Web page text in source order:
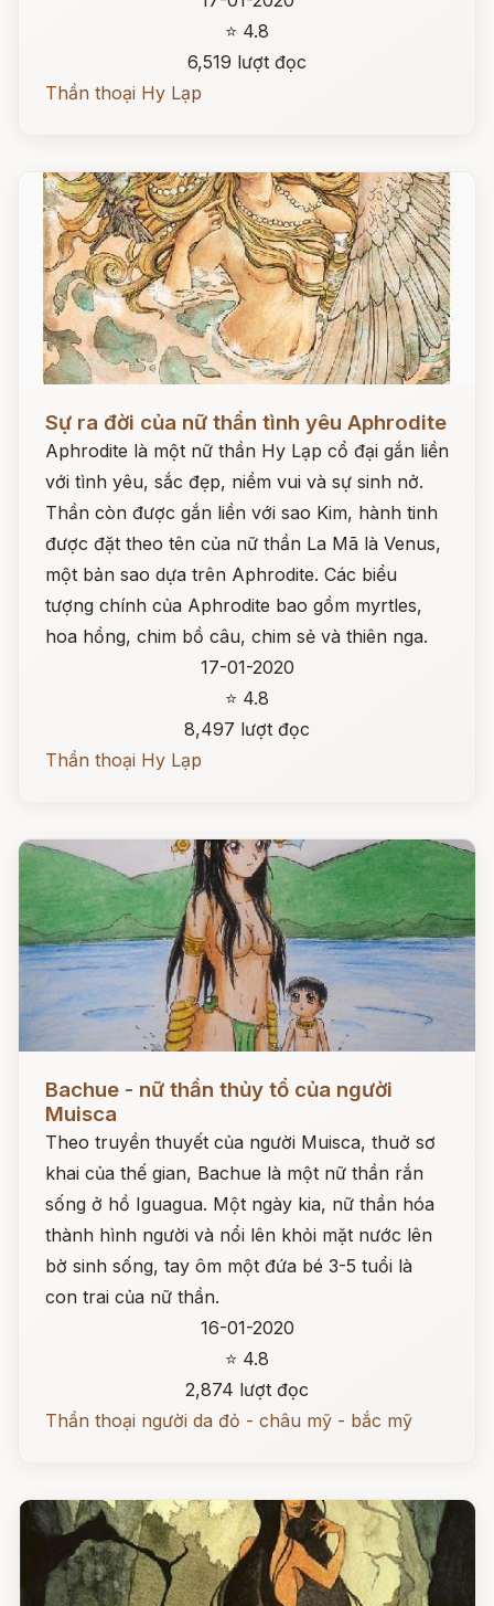
⭐ 4.8
6,519 lượt đọc
Thần thoại Hy Lạp
Sự ra đời của nữ thần tình yêu Aphrodite
Aphrodite là một nữ thần Hy Lạp cổ đại gắn liền
với tình yêu, sắc đẹp, niềm vui và sự sinh nở.
Thần còn được gắn liền với sao Kim, hành tinh
được đặt theo tên của nữ thần La Mã là Venus,
một bản sao dựa trên Aphrodite. Các biểu
tượng chính của Aphrodite bao gồm myrtles,
hoa hồng, chim bồ câu, chim sẻ và thiên nga.
17-01-2020
⭐ 4.8
8,497 lượt đọc
Thần thoại Hy Lạp
Bachue - nữ thần thủy tổ của người
Muisca
Theo truyền thuyết của người Muisca, thuở sơ
khai của thế gian, Bachue là một nữ thần rắn
sống ở hồ Iguagua. Một ngày kia, nữ thần hóa
thành hình người và nổi lên khỏi mặt nước lên
bờ sinh sống, tay ôm một đứa bé 3-5 tuổi là
con trai của nữ thần.
16-01-2020
⭐ 4.8
2,874 lượt đọc
Thần thoại người da đỏ - châu mỹ - bắc mỹ